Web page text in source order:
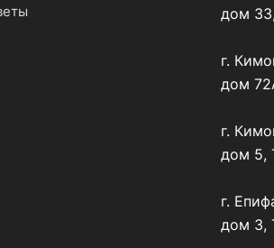
дом
г.
дом
г.
дом 5,
г.
дом 3,